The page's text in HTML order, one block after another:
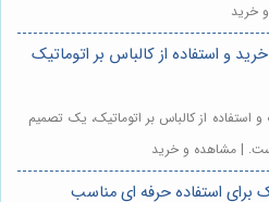
خرید
و استفاده از کالباس بر اتوماتیک
استفاده از کالباس بر اتوماتیک، یک تصمیم
| مشاهده و خرید
برای استفاده حرفه ای مناسب